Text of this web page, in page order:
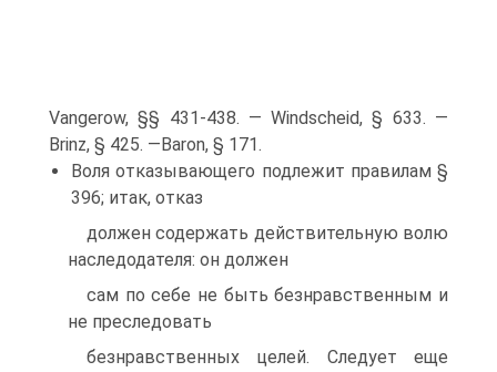
Vangerow, §§ 431-438. — Windscheid, § 633. —
Brinz, § 425. —Baron, § 171.
Воля отказывающего подлежит правилам §
396; итак, отказ
должен содержать действительную волю
наследодателя: он должен
сам по себе не быть безнравственным и
не преследовать
безнравственных целей. Следует еще